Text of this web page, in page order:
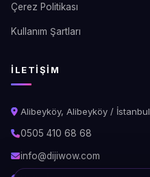
Çerez Politikası
Kullanım Şartları
İLETIŞIM
Alibeyköy, Alibeyköy / İstanbul
0505 410 68 68
info@dijiwow.com